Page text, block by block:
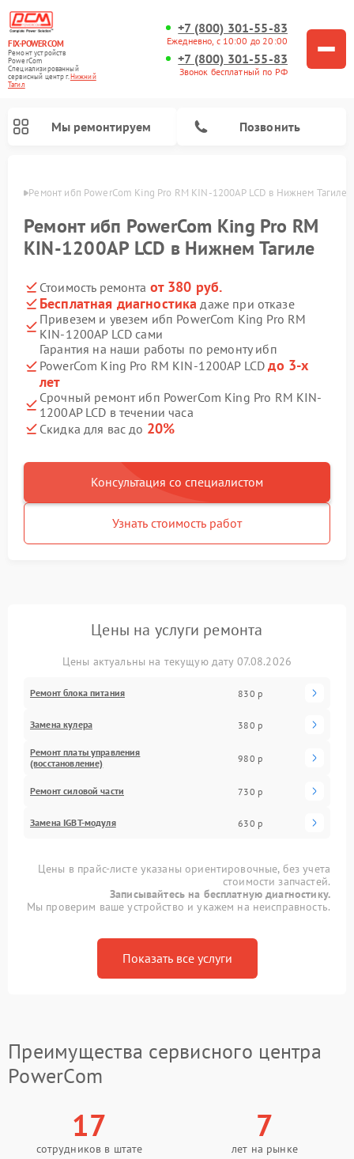
FIX-POWERCOM
Ремонт устройств
PowerCom
Специализированный
cервисный центр г.Нижний
Тагил
+7 (800) 301-55-83
Ежедневно, с 10:00 до 20:00
+7 (800) 301-55-83
Звонок бесплатный по РФ
Мы ремонтируем Позвонить
Ремонт ибп PowerCom King Pro RM KIN-1200AP LCD в Нижнем Тагиле
Ремонт ибп PowerCom King Pro RM
KIN-1200AP LCD в Нижнем Тагиле
Стоимость ремонта от 380 руб.
Бесплатная диагностика даже при отказе
Привезем и увезем ибп PowerCom King Pro RM
KIN-1200AP LCD сами
Гарантия на наши работы по ремонту ибп
PowerCom King Pro RM KIN-1200AP LCDдо 3-х
лет
Срочный ремонт ибп PowerCom King Pro RM KIN-
1200AP LCD в течении часа
Скидка для вас до 20%
Консультация со специалистом
Узнать стоимость работ
Цены на услуги ремонта
Цены актуальны на текущую дату 07.08.2026
Ремонт блока питания 830 р
Замена кулера 380 р
Ремонт платы управления
(восстановление)
980 р
Ремонт силовой части 730 р
Замена IGBT-модуля 630 р
Цены в прайс-листе указаны ориентировочные, без учета
стоимости запчастей.
Записывайтесь на бесплатную диагностику.
Мы проверим ваше устройство и укажем на неисправность.
Показать все услуги
Преимущества сервисного центра
PowerCom
17
сотрудников в штате
7
лет на рынке